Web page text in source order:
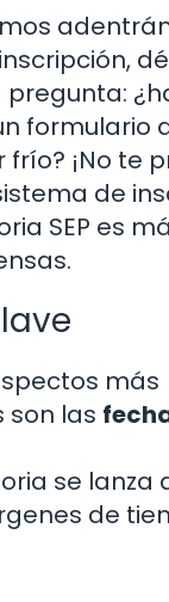
formulario
¡No te
de
SEP es
más
las
se lanza
de